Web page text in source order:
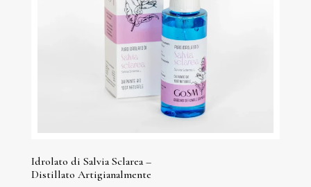
Idrolato di Salvia Sclarea –
Distillato Artigianalmente